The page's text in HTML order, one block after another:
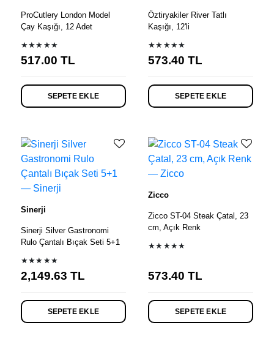
ProCutlery London Model
Çay Kaşığı, 12 Adet
★★★★★
517.00 TL
SEPETE EKLE
Öztiryakiler River Tatlı
Kaşığı, 12'li
★★★★★
573.40 TL
SEPETE EKLE
Sinerji
Sinerji Silver Gastronomi
Rulo Çantalı Bıçak Seti 5+1
★★★★★
2,149.63 TL
SEPETE EKLE
Zicco
Zicco ST-04 Steak Çatal, 23
cm, Açık Renk
★★★★★
573.40 TL
SEPETE EKLE